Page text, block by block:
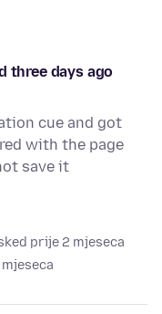
three days ago
cue and got
with the page
save it
prije 2 mjeseca